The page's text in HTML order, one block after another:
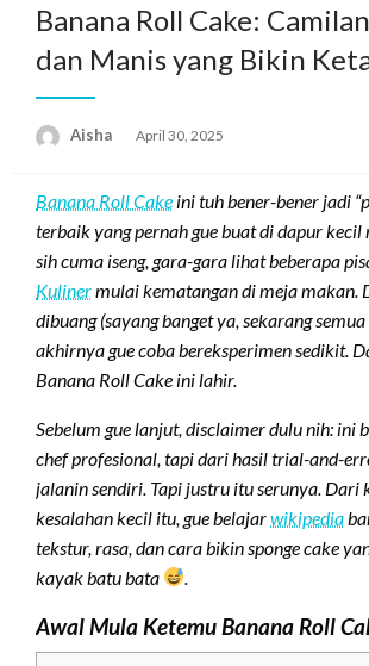
Banana Roll Cake:
dan Manis yang Bikin
Aisha
Posted
April 30, 2025
Banana Roll Cake ini tuh bener-bener jadi
terbaik yang pernah gue buat di dapur
sih cuma iseng, gara-gara lihat beberapa
Kulinermulai kematangan di meja makan.
dibuang (sayang banget ya, sekarang
akhirnya gue coba bereksperimen sedikit.
Banana Roll Cake ini lahir.
Sebelum gue lanjut, disclaimer dulu nih: ini
chef profesional, tapi dari hasil trial-and-
jalanin sendiri. Tapi justru itu serunya. Dari
kesalahan kecil itu, gue belajarwikipedia
tekstur, rasa, dan cara bikin sponge cake
kayak batu bata
Awal Mula Ketemu Banana Roll